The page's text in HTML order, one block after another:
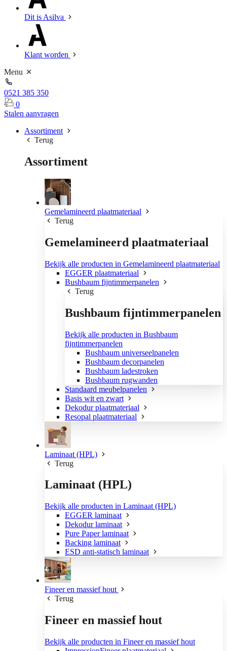
Dit is Asilva
Klant worden
Menu
0521 385 350
0
Stalen aanvragen
Assortiment
Terug
Assortiment
Gemelamineerd plaatmateriaal
Terug
Gemelamineerd plaatmateriaal
Bekijk alle producten in Gemelamineerd plaatmateriaal
EGGER plaatmateriaal
Bushbaum fijntimmerpanelen
Terug
Bushbaum fijntimmerpanelen
Bekijk alle producten in Bushbaum
fijntimmerpanelen
Bushbaum universeelpanelen
Bushbaum decorpanelen
Bushbaum ladestroken
Bushbaum rugwanden
Standaard meubelpanelen
Basis wit en zwart
Dekodur plaatmateriaal
Resopal plaatmateriaal
Laminaat (HPL)
Terug
Laminaat (HPL)
Bekijk alle producten in Laminaat (HPL)
EGGER laminaat
Dekodur laminaat
Pure Paper laminaat
Backing laminaat
ESD anti-statisch laminaat
Fineer en massief hout
Terug
Fineer en massief hout
Bekijk alle producten in Fineer en massief hout